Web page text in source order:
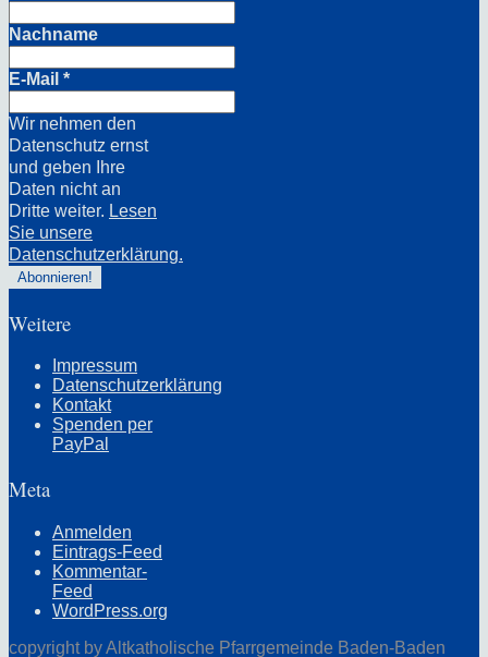
Nachname
E-Mail *
Wir nehmen den
Datenschutz ernst
und geben Ihre
Daten nicht an
Dritte weiter. Lesen
Sie unsere
Datenschutzerklärung.
Weitere
Impressum
Datenschutzerklärung
Kontakt
Spenden per
PayPal
Meta
Anmelden
Eintrags-Feed
Kommentar-
Feed
WordPress.org
copyright by Altkatholische Pfarrgemeinde Baden-Baden